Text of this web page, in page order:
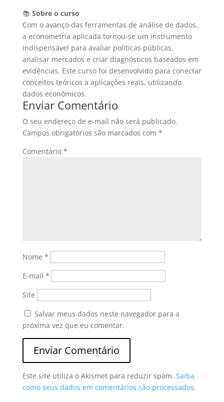
📚 Sobre o curso
Com o avanço das ferramentas de análise de dados,
a econometria aplicada tornou-se um instrumento
indispensável para avaliar políticas públicas,
analisar mercados e criar diagnósticos baseados em
evidências. Este curso foi desenvolvido para conectar
conceitos teóricos a aplicações reais, utilizando
dados econômicos.
Enviar Comentário
O seu endereço de e-mail não será publicado.
Campos obrigatórios são marcados com *
Comentário *
Nome *
E-mail *
Site
Salvar meus dados neste navegador para a
próxima vez que eu comentar.
Este site utiliza o Akismet para reduzir spam. Saiba
como seus dados em comentários são processados.